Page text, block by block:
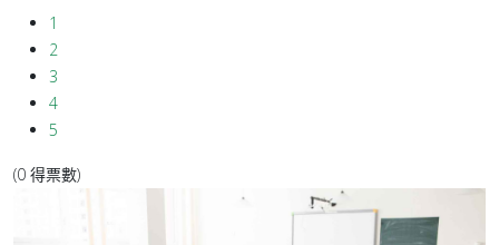
1
2
3
4
5
(0 得票數)